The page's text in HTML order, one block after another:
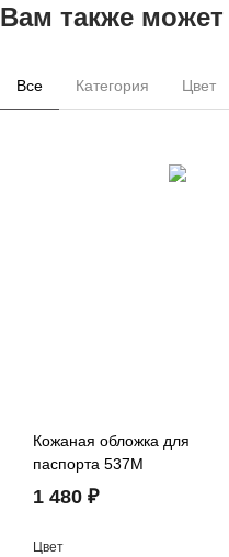
Вам также
Все Категория Цвет
Кожаная обложка для
паспорта 537M
1 480 ₽
Цвет